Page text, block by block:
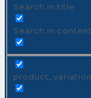
Search in title
Search in content
product_variation